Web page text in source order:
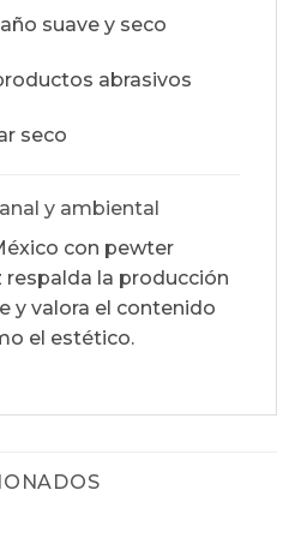
suave y seco
abrasivos
seco
y ambiental
con pewter
respalda la producción
y valora el contenido
el estético.